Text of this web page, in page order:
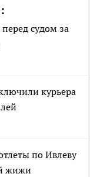
судом за
курьера
по Ивлеву
жижи